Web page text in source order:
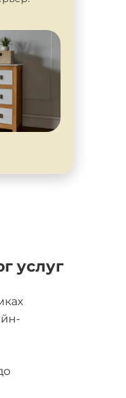
услуг